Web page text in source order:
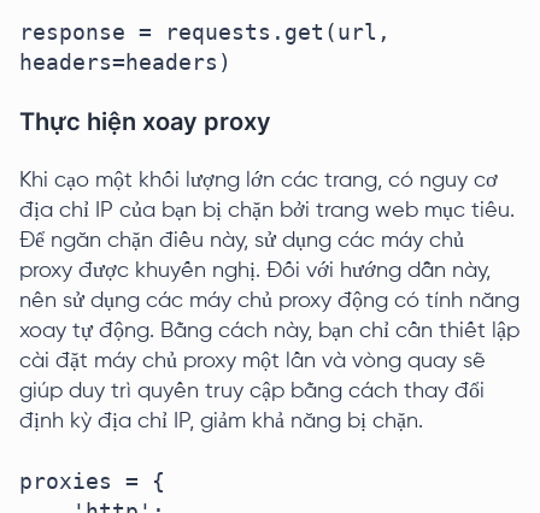
response = requests.get(url,
headers=headers)
Thực hiện xoay proxy
Khi cạo một khối lượng lớn các trang, có nguy cơ
địa chỉ IP của bạn bị chặn bởi trang web mục tiêu.
Để ngăn chặn điều này, sử dụng các máy chủ
proxy được khuyến nghị. Đối với hướng dẫn này,
nên sử dụng các máy chủ proxy động có tính năng
xoay tự động. Bằng cách này, bạn chỉ cần thiết lập
cài đặt máy chủ proxy một lần và vòng quay sẽ
giúp duy trì quyền truy cập bằng cách thay đổi
định kỳ địa chỉ IP, giảm khả năng bị chặn.
proxies = {